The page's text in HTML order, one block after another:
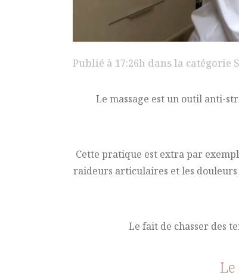
Publié à 17:26h dans la catégorie
Le massage est un outil anti-
Cette pratique est extra par
raideurs articulaires et les
Le fait de chasser des